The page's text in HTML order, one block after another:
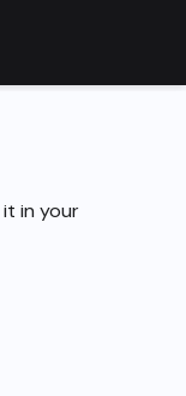
it in your